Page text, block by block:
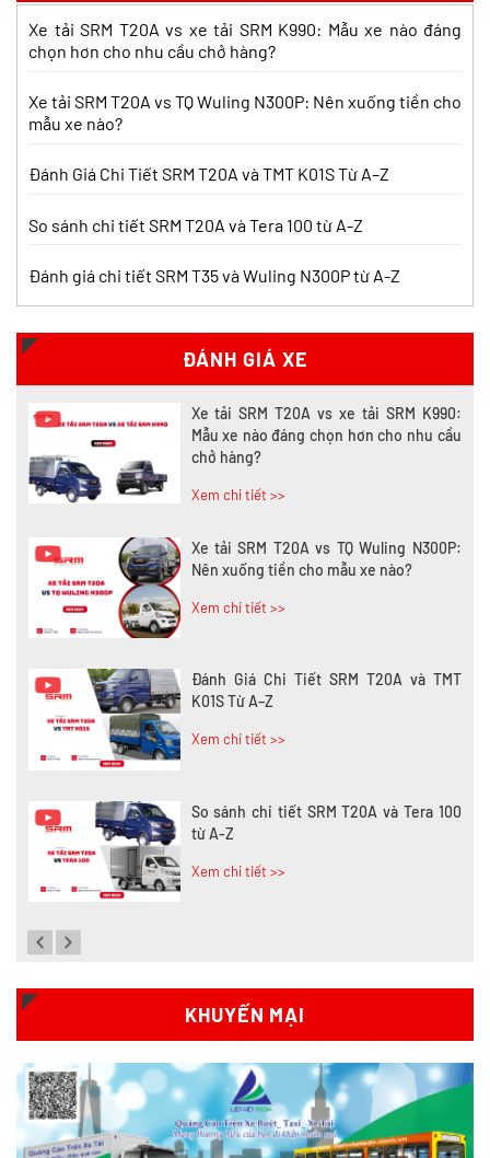
Xe tải SRM T20A vs xe tải SRM K990: Mẫu xe nào đáng
chọn hơn cho nhu cầu chở hàng?
Xe tải SRM T20A vs TQ Wuling N300P: Nên xuống tiền cho
mẫu xe nào?
Đánh Giá Chi Tiết SRM T20A và TMT K01S Từ A–Z
So sánh chi tiết SRM T20A và Tera 100 từ A-Z
Đánh giá chi tiết SRM T35 và Wuling N300P từ A-Z
ĐÁNH GIÁ XE
So sánh xe tải SRM T35 và Tera 100s:
Nên chọn dòng nào?
Pro? So sánh chi tiết
Nên mua xe tải SRM T30 hay Tera 100?
Tìm hiểu chi tiết
Xe tải SRM T20A vs xe tải SRM K990:
Mẫu xe nào đáng chọn hơn cho nhu cầu
chở hàng?
Xem chi tiết >>
Xe tải SRM T20A vs TQ Wuling N300P:
Nên xuống tiền cho mẫu xe nào?
Xem chi tiết >>
Đánh Giá Chi Tiết SRM T20A và TMT
K01S Từ A–Z
Xem chi tiết >>
So sánh chi tiết SRM T20A và Tera 100
từ A-Z
Xem chi tiết >>
Xem chi tiết >>
So sánh xe tải SRM T35 và SRM T50: Nên
nâng tải hay tiết kiệm?
Xem chi tiết >>
KHUYẾN MẠI